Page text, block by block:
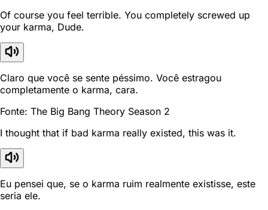
Of course you feel terrible. You completely screwed up
your karma, Dude.
Claro que você se sente péssimo. Você estragou
completamente o karma, cara.
Fonte: The Big Bang Theory Season 2
I thought that if bad karma really existed, this was it.
Eu pensei que, se o karma ruim realmente existisse, este
seria ele.